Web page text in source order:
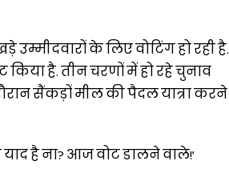
के लिए वोटिंग हो रही है.
है. तीन चरणों में हो रहे चुनाव
सैंकड़ों मील की पैदल यात्रा करने
है ना? आज वोट डालने वाले!’